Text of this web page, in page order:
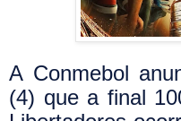
A Conmebol
(4) que a final